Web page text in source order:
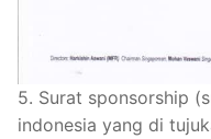
5. Surat sponsorship
indonesia yang di